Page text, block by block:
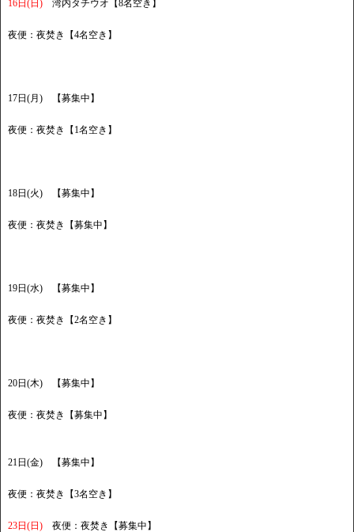
16日(日) 湾内タチウオ【8名空き】
夜便：夜焚き【4名空き】
17日(月) 【募集中】
夜便：夜焚き【1名空き】
18日(火) 【募集中】
夜便：夜焚き【募集中】
19日(水) 【募集中】
夜便：夜焚き【2名空き】
20日(木) 【募集中】
夜便：夜焚き【募集中】
21日(金) 【募集中】
夜便：夜焚き【3名空き】
23日(日) 夜便：夜焚き【募集中】